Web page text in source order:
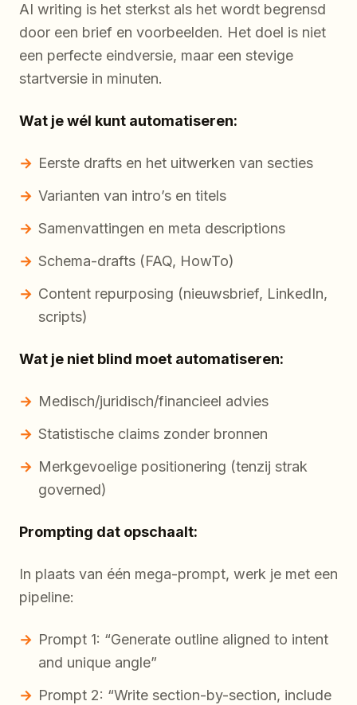
AI writing is het sterkst als het wordt begrensd
door een brief en voorbeelden. Het doel is niet
een perfecte eindversie, maar een stevige
startversie in minuten.
Wat je wél kunt automatiseren:
Eerste drafts en het uitwerken van secties
Varianten van intro’s en titels
Samenvattingen en meta descriptions
Schema-drafts (FAQ, HowTo)
Content repurposing (nieuwsbrief, LinkedIn,
scripts)
Wat je niet blind moet automatiseren:
Medisch/juridisch/financieel advies
Statistische claims zonder bronnen
Merkgevoelige positionering (tenzij strak
governed)
Prompting dat opschaalt:
In plaats van één mega-prompt, werk je met een
pipeline:
Prompt 1: “Generate outline aligned to intent
and unique angle”
Prompt 2: “Write section-by-section, include